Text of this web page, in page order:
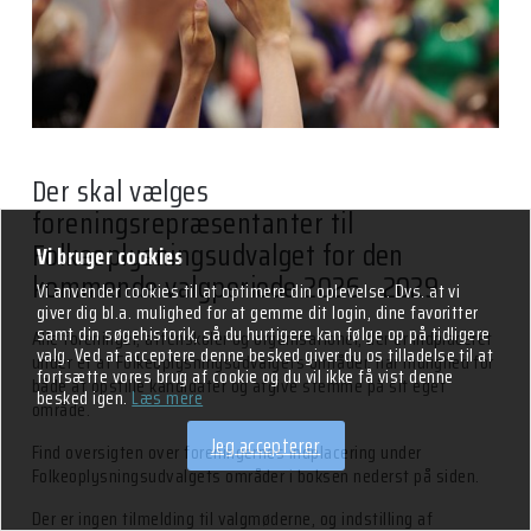
Der skal vælges
foreningsrepræsentanter til
Folkeoplysningsudvalget for den
kommende valgperiode 2026 - 2029
Alle foreninger, aftenskoler og organisationer, der er indplaceret
under et af Folkeoplysningsudvalgets områder, har mulighed for
både at opstille kandidater og afgive stemme på sit eget
område.
Find oversigten over foreningernes indplacering under
Folkeoplysningsudvalgets områder i boksen nederst på siden.
Der er ingen tilmelding til valgmøderne, og indstilling af
Bank, Skat & Moms
Persondatapolitik -
GDPR
Regler for lån og leje
af lokaler
Bolig- &
Grundejerforeninger
mv.
Udendørsarealer
Kunstgræs
Folkeoplysningsudvalget
Folkeoplysningsloven
Alletiders Fritid
Kontakt
Kontakt Idræt &
Log ind
BRND Gladiator
BRND Colosseum
Vi bruger cookies
Vi anvender cookies til at optimere din oplevelse. Dvs. at vi
giver dig bl.a. mulighed for at gemme dit login, dine favoritter
samt din søgehistorik, så du hurtigere kan følge op på tidligere
valg. Ved at acceptere denne besked giver du os tilladelse til at
fortsætte vores brug af cookie og du vil ikke få vist denne
besked igen.Læs mere
Jeg accepterer